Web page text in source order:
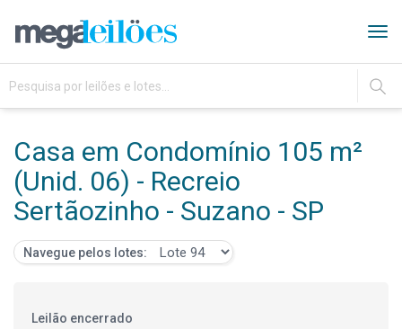
IR
Casa em Condomínio 105 m²
(Unid. 06) - Recreio
Sertãozinho - Suzano - SP
Navegue pelos lotes:
Leilão encerrado